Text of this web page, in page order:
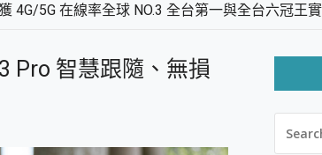
4G/5G 在線率全球 NO.3 全台第一與全台六冠王
SSD 固態硬碟開箱 評測
Solo Eco 太陽能防水雲端攝影機 SpotCam
031TW 14吋 開箱評價，AI輕薄商務筆電
價~ 2 億畫素 LumaColor 影像、持久續航與
Pro 智慧跟隨、無損
FOR: